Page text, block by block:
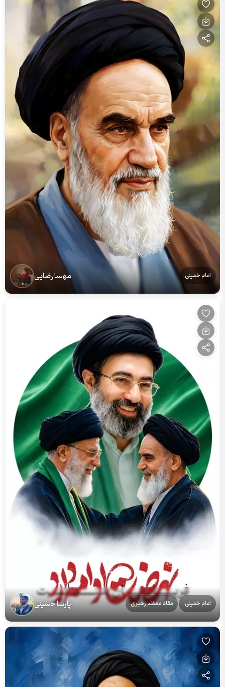
امام خمینی مهسا رضایی
امام خمینی مقام معظم رهبری پارسا حسینی